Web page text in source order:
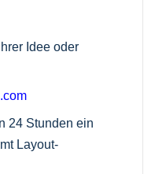
Idee oder
24 Stunden ein
Layout-